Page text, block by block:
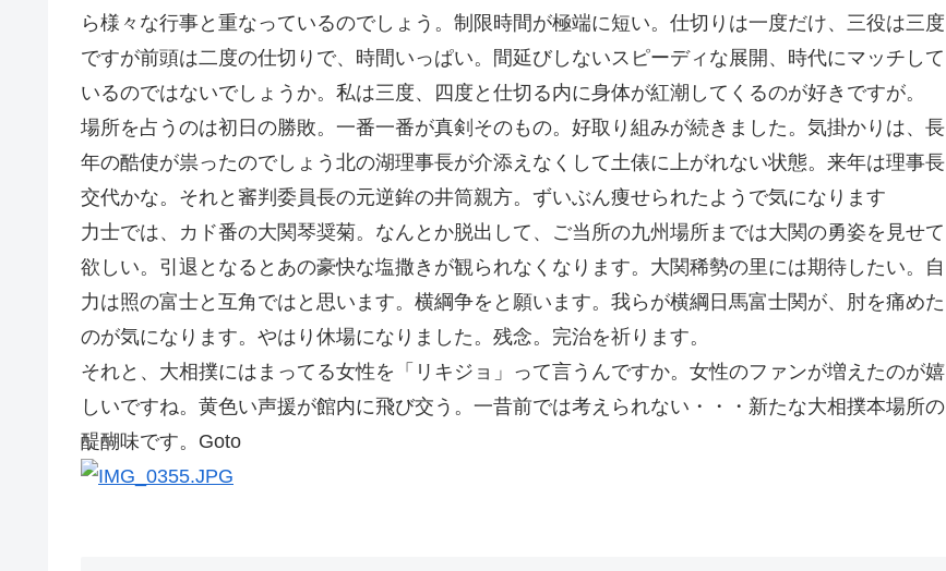
ら様々な行事と重なっているのでしょう。制限時間が極端に短い。仕切りは一度だけ、三役は三度
ですが前頭は二度の仕切りで、時間いっぱい。間延びしないスピーディな展開、時代にマッチして
いるのではないでしょうか。私は三度、四度と仕切る内に身体が紅潮してくるのが好きですが。
場所を占うのは初日の勝敗。一番一番が真剣そのもの。好取り組みが続きました。気掛かりは、長
年の酷使が祟ったのでしょう北の湖理事長が介添えなくして土俵に上がれない状態。来年は理事長
交代かな。それと審判委員長の元逆鉾の井筒親方。ずいぶん痩せられたようで気になります
力士では、カド番の大関琴奨菊。なんとか脱出して、ご当所の九州場所までは大関の勇姿を見せて
欲しい。引退となるとあの豪快な塩撒きが観られなくなります。大関稀勢の里には期待したい。自
力は照の富士と互角ではと思います。横綱争をと願います。我らが横綱日馬富士関が、肘を痛めた
のが気になります。やはり休場になりました。残念。完治を祈ります。
それと、大相撲にはまってる女性を「リキジョ」って言うんですか。女性のファンが増えたのが嬉
しいですね。黄色い声援が館内に飛び交う。一昔前では考えられない・・・新たな大相撲本場所の
醍醐味です。Goto